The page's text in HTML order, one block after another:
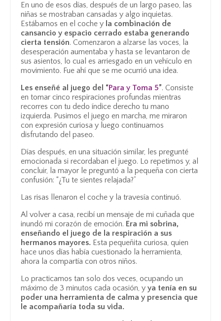
En uno de esos días, después de un largo paseo, las
niñas se mostraban cansadas y algo inquietas.
Estábamos en el coche y la combinación de
cansancio y espacio cerrado estaba generando
cierta tensión. Comenzaron a alzarse las voces, la
desesperación aumentaba y hasta se levantaron de
sus asientos, lo cual es arriesgado en un vehículo en
movimiento. Fue ahí que se me ocurrió una idea.
Les enseñé al juego del “ Para y Toma 5”. Consiste
en tomar cinco respiraciones profundas mientras
recorres con tu dedo índice derecho tu mano
izquierda. Pusimos el juego en marcha, me miraron
con expresión curiosa y luego continuamos
disfrutando del paseo.
Días después, en una situación similar, les pregunté
emocionada si recordaban el juego. Lo repetimos y, al
concluir, la mayor le preguntó a la pequeña con cierta
confusión: “¿Tu te sientes relajada?”
Las risas llenaron el coche y la travesía continuó.
Al volver a casa, recibí un mensaje de mi cuñada que
inundó mi corazón de emoción. Era mi sobrina,
enseñando el juego de la respiración a sus
hermanos mayores. Esta pequeñita curiosa, quien
hace unos días había cuestionado la herramienta,
ahora la compartía con otros niños.
Lo practicamos tan solo dos veces, ocupando un
máximo de 3 minutos cada ocasión, y ya tenía en su
poder una herramienta de calma y presencia que
le acompañaría toda su vida.